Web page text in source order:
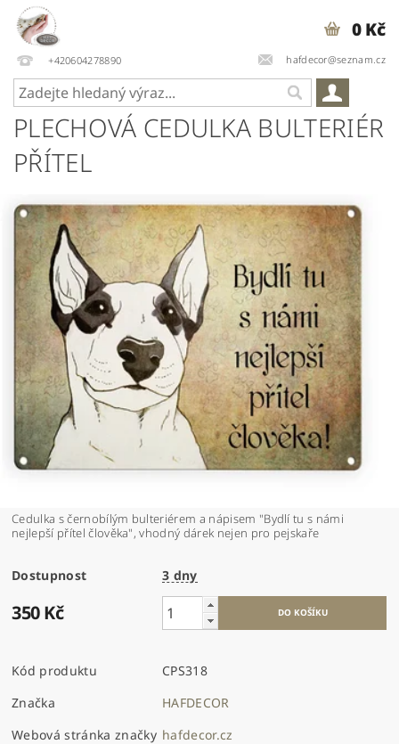
+420604278890 hafdecor@seznam.cz
0 Kč
PLECHOVÁ CEDULKA BULTERIÉR
PŘÍTEL
Cedulka s černobílým bulteriérem a nápisem "Bydlí tu s námi
nejlepší přítel člověka", vhodný dárek nejen pro pejskaře
Dostupnost 3 dny
350 Kč
Kód produktu
CPS318
Značka
HAFDECOR
Webová stránka značky hafdecor.cz